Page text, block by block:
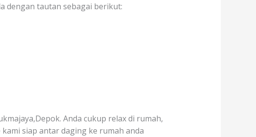
dengan tautan sebagai berikut:
Anda cukup relax di rumah,
siap antar daging ke rumah anda